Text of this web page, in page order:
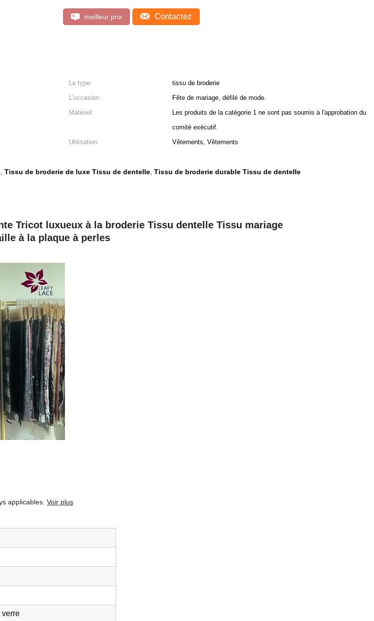
meilleur prix Contactez
Le type:
tissu de broderie
L'occasion:
Fête de mariage, défilé de mode.
Matériel:
Les produits de la catégorie 1 ne sont pas soumis à l'approbation du
comité exécutif.
Utilisation:
Vêtements, Vêtements
, Tissu de broderie de luxe Tissu de dentelle, Tissu de broderie durable Tissu de dentelle
Tricot luxueux à la broderie Tissu dentelle Tissu mariage
à la plaque à perles
applicables. Voir plus
verre